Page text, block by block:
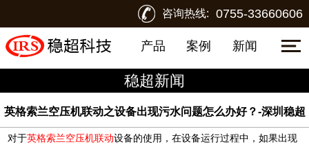
咨询热线: 0755-33660606
产品 案例 新闻
稳超新闻
英格索兰空压机联动之设备出现污水问题怎么办好？-深圳稳超
对于英格索兰空压机联动设备的使用，在设备运行过程中，如果出现